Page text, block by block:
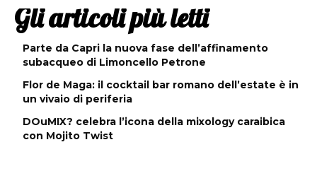
Gli articoli più letti
Parte da Capri la nuova fase dell’affinamento
subacqueo di Limoncello Petrone
Flor de Maga: il cocktail bar romano dell’estate è in
un vivaio di periferia
DOuMIX? celebra l’icona della mixology caraibica
con Mojito Twist